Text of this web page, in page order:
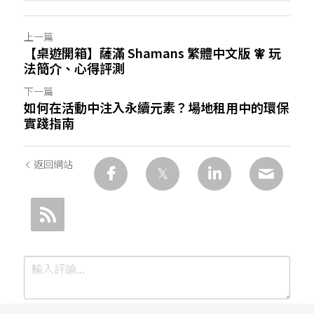
上一篇
【桌遊開箱】薩滿 Shamans 繁體中文版 🧚 玩
法簡介、心得評測
下一篇
如何在活動中注入永續元素？場地租用中的環保
實踐指南
返回網站